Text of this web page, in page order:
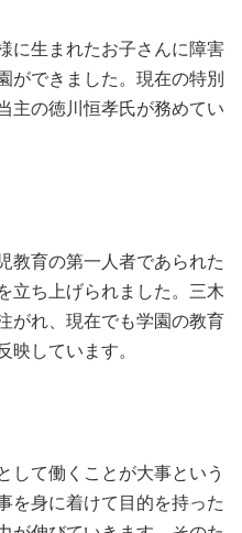
に生まれたお子さんに障害
ができました。現在の特別
主の徳川恒孝氏が務めてい
教育の第一人者であられた
立ち上げられました。三木
がれ、現在でも学園の教育
映しています。
て働くことが大事という
を身に着けて目的を持った